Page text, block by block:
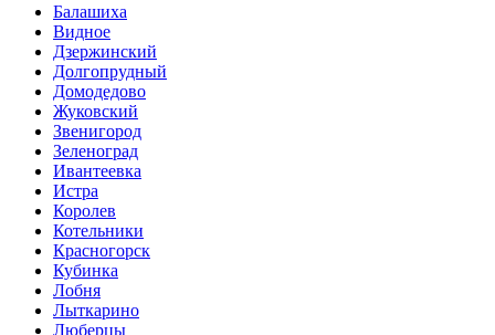
Балашиха
Видное
Дзержинский
Долгопрудный
Домодедово
Жуковский
Звенигород
Зеленоград
Ивантеевка
Истра
Королев
Котельники
Красногорск
Кубинка
Лобня
Лыткарино
Люберцы